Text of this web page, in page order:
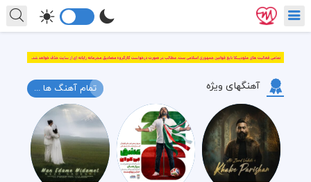
آهنگهای ویژه تمام آهنگ ها ...